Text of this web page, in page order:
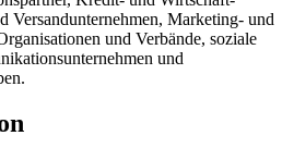
Versand­unternehmen, Marketing- und
und Verbände, soziale
und